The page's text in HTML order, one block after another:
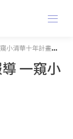
清華十年計畫成就
一窺小